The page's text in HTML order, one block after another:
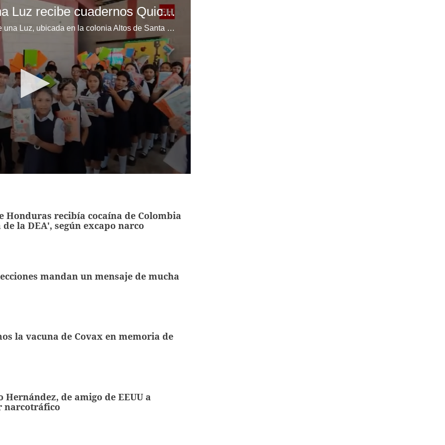
Escuela Enciende una Luz recibe cuadernos Quick, gracias a la Maratón del Saber
Los niños de la escuela Enciende una Luz, ubicada en la colonia Altos de Santa Rosa, al sur de Tegucigalpa, recibieron cuadernos Quick como parte de la Campaña Maratón del Saber.
Honduras recibía cocaína de Colombia
la DEA', según excapo narco
mandan un mensaje de mucha
la vacuna de Covax en memoria de
Hernández, de amigo de EEUU a
narcotráfico